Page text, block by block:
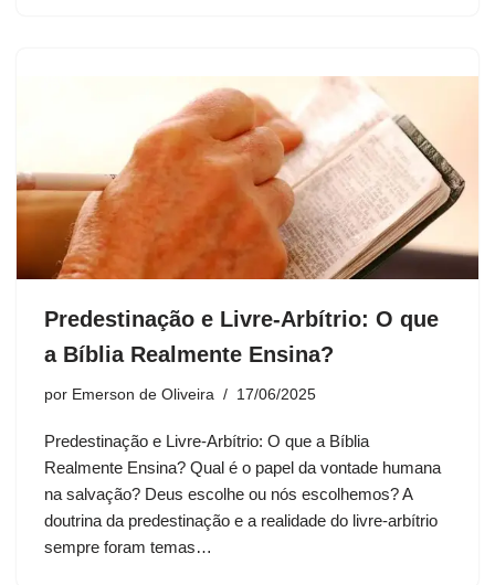
Predestinação e Livre-Arbítrio: O que
a Bíblia Realmente Ensina?
por Emerson de Oliveira 17/06/2025
Predestinação e Livre-Arbítrio: O que a Bíblia
Realmente Ensina? Qual é o papel da vontade humana
na salvação? Deus escolhe ou nós escolhemos? A
doutrina da predestinação e a realidade do livre-arbítrio
sempre foram temas…